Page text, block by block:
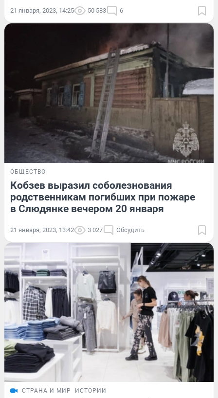
21 января, 2023, 14:25 50 583 6
ОБЩЕСТВО
Кобзев выразил соболезнования
родственникам погибших при пожаре
в Слюдянке вечером 20 января
21 января, 2023, 13:42 3 027 Обсудить
СТРАНА И МИР ИСТОРИИ